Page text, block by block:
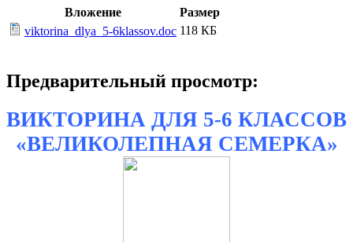
Вложение
Размер
viktorina_dlya_5-6klassov.doc 118 КБ
Предварительный просмотр:
ВИКТОРИНА ДЛЯ 5-6 КЛАССОВ
«ВЕЛИКОЛЕПНАЯ СЕМЕРКА»